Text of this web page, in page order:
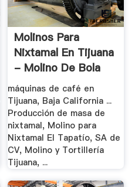
Molinos Para
Nixtamal En Tijuana
- Molino De Bola
máquinas de café en
Tijuana, Baja California ...
Producción de masa de
nixtamal, Molino para
Nixtamal El Tapatío, SA de
CV, Molino y Tortillería
Tijuana, ...